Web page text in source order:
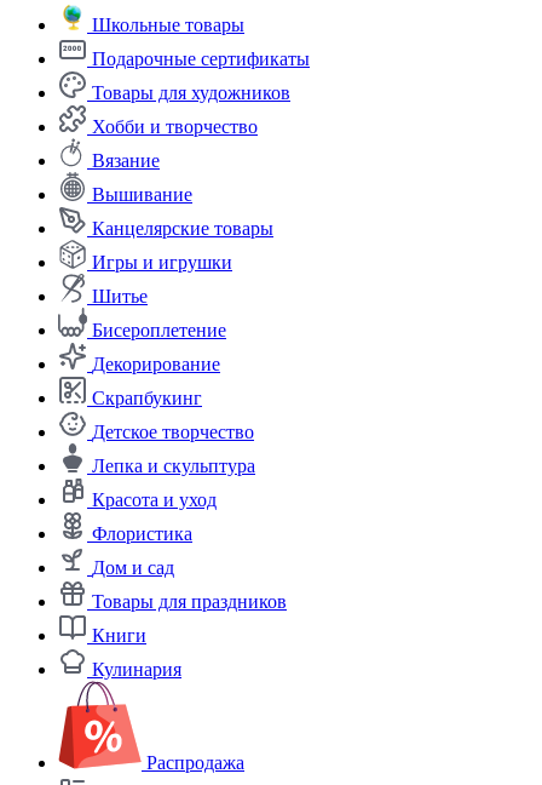
Школьные товары
Подарочные сертификаты
Товары для художников
Хобби и творчество
Вязание
Вышивание
Канцелярские товары
Игры и игрушки
Шитье
Бисероплетение
Декорирование
Скрапбукинг
Детское творчество
Лепка и скульптура
Красота и уход
Флористика
Дом и сад
Товары для праздников
Книги
Кулинария
Распродажа